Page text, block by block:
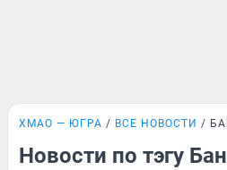
ХМАО — ЮГРА ВСЕ НОВОСТИ
Новости по тэгу